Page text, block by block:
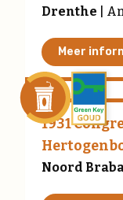
Drenthe |
Meer
1931
Noord